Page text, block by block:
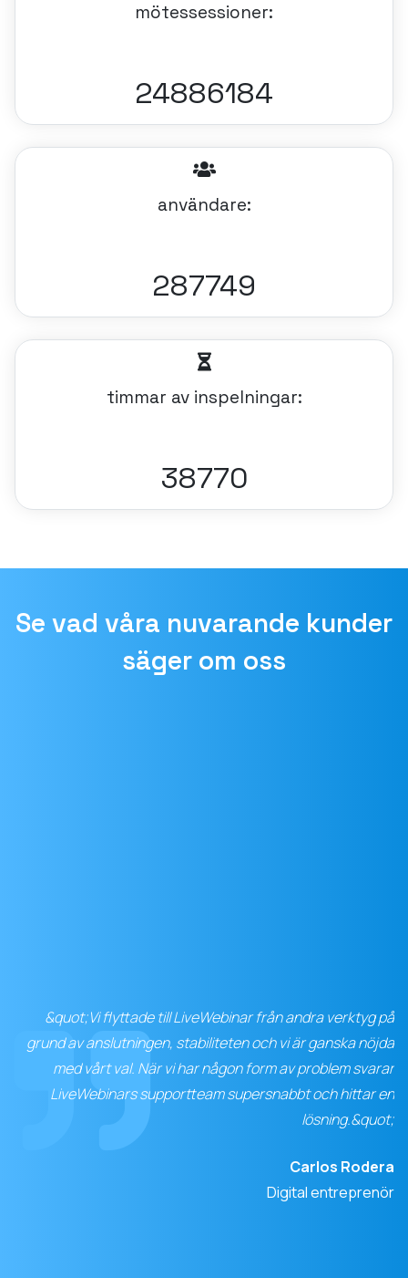
mötessessioner:
24886184
användare:
287749
timmar av inspelningar:
38770
Se vad våra nuvarande kunder
säger om oss
&quot;Vi flyttade till LiveWebinar från andra verktyg på
grund av anslutningen, stabiliteten och vi är ganska nöjda
med vårt val. När vi har någon form av problem svarar
LiveWebinars supportteam supersnabbt och hittar en
lösning.&quot;
Carlos Rodera
Digital entreprenör